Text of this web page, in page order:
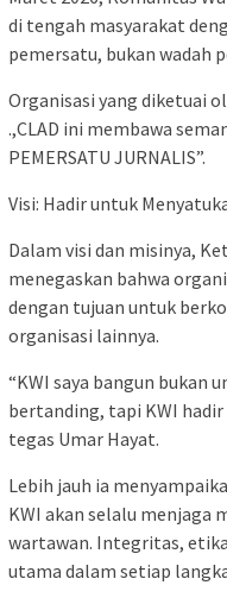
di tengah masyarakat
pemersatu, bukan wadah
Organisasi yang diketuai
.,CLAD ini membawa
PEMERSATU JURNALIS”.
Visi: Hadir untuk
Dalam visi dan misinya,
menegaskan bahwa
dengan tujuan untuk
organisasi lainnya.
“KWI saya bangun bukan
bertanding, tapi KWI
tegas Umar Hayat.
Lebih jauh ia
KWI akan selalu menjaga
wartawan. Integritas,
utama dalam setiap